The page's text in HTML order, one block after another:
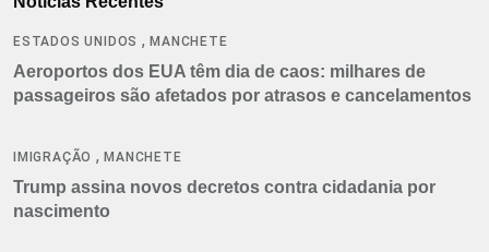
ESTADOS UNIDOS ,MANCHETE
Aeroportos dos EUA têm dia de caos: milhares de
passageiros são afetados por atrasos e cancelamentos
IMIGRAÇÃO ,MANCHETE
Trump assina novos decretos contra cidadania por
nascimento